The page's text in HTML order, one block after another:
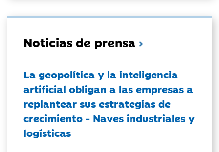
Noticias de prensa
La geopolítica y la inteligencia
artificial obligan a las empresas a
replantear sus estrategias de
crecimiento - Naves industriales y
logísticas